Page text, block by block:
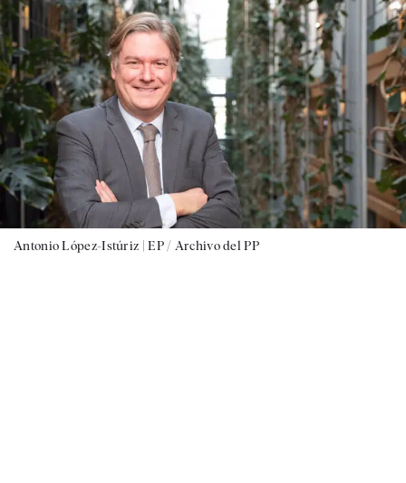
Antonio López-Istúriz |EP / Archivo del PP